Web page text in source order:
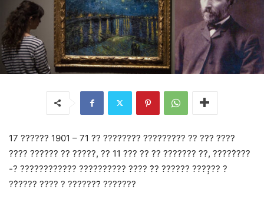
17 ?????? 1901 – 71 ?? ???????? ????????? ?? ??? ????
???? ?????? ?? ?????, ?? 11 ??? ?? ?? ??????? ??, ?????̂???
-? ???????????? ?????????? ???? ?̂? ?????? ????̦?? ?
??̂???? ???? ? ???????̆ ???????